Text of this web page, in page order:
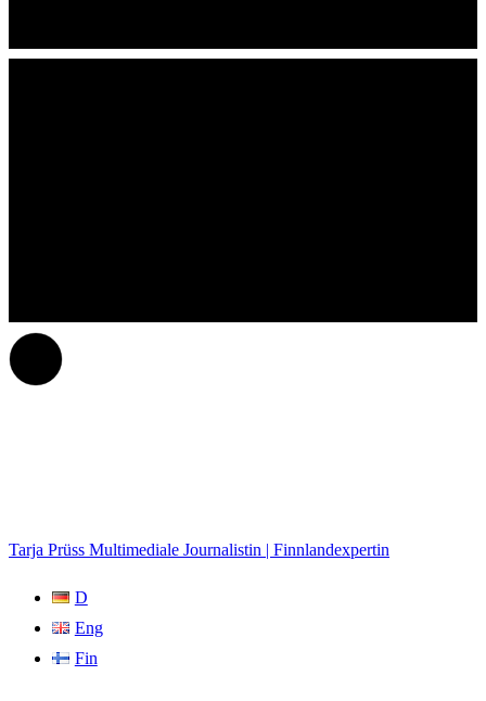
Tarja Prüss Multimediale Journalistin | Finnlandexpertin
D
Eng
Fin